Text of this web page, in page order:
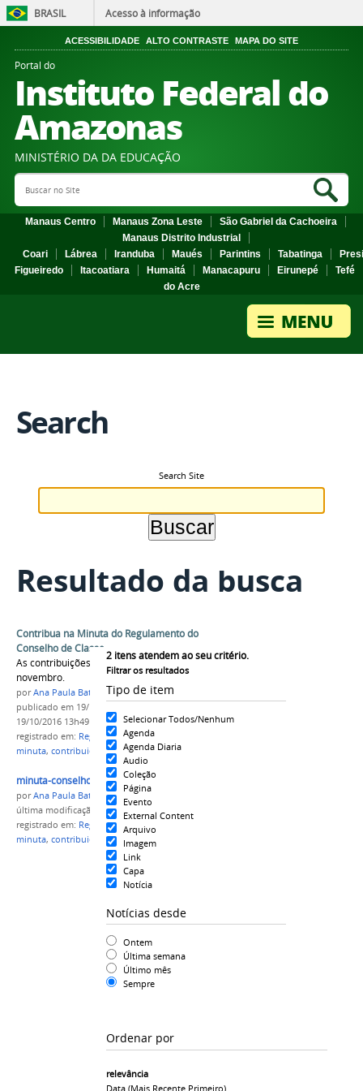
BRASIL Acesso à informação
ACESSIBILIDADE ALTO CONTRASTE MAPA DO SITE
Portal do
Instituto Federal do
Amazonas
MINISTÉRIO DA DA EDUCAÇÃO
Search Site
Manaus Centro Manaus Zona Leste
São Gabriel da Cachoeira
Manaus Distrito Industrial
Coari
Lábrea Iranduba Maués Parintins Tabatinga
Figueiredo
Itacoatiara Humaitá Manacapuru Eirunepé
Tefé
do Acre
Search
Search Site
Resultado da busca
2 itens atendem ao seu critério.
Filtrar os resultados
Tipo de item
Selecionar Todos/Nenhum
Agenda
Agenda Diaria
Audio
Coleção
Página
Evento
External Content
Arquivo
Imagem
Link
Capa
Notícia
Notícias desde
Ontem
Última semana
Último mês
Sempre
Ordenar por
relevância
Data (mais Recente Primeiro)
Contribua na Minuta do Regulamento do
Conselho de Classe
As contribuições podem ser feitas até 4 de
novembro.
porAna Paula Batista
publicado em 19/10/2016
19/10/2016 13h49
registrado em: Regulamento do Conselho de Classe
minuta, contribuições
minuta-conselho-de-classe.jpg
porAna Paula Batista
última modificação
em 19/10/2016 09h16
registrado em: Regulamento do Conselho de Classe
minuta, contribuições